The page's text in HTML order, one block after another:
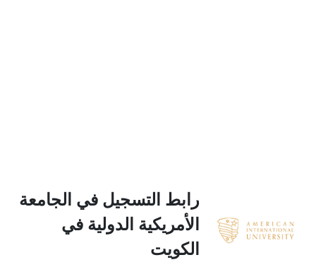
رابط التسجيل في الجامعة
الأمريكية الدولية في
الكويت